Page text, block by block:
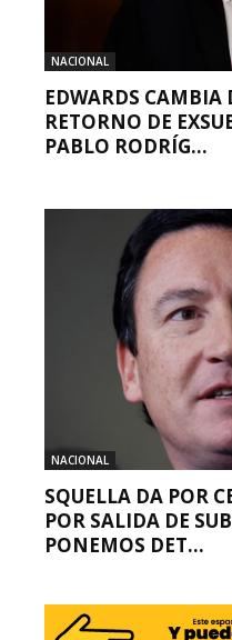
NACIONAL
EDWARDS CAMBIA
RETORNO DE
PABLO RODRÍG...
NACIONAL
SQUELLA DA POR
POR SALIDA DE
PONEMOS DET...